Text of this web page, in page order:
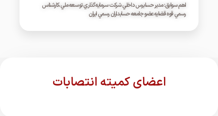
اهم سوابق: مدير حسابرس داخلي شرکت سرمايه گذاري توسعه ملي ،کارشناس
رسمي قوه قضايه عضو جامعه حسابداران رسمي ايران
اعضای کمیته انتصابات